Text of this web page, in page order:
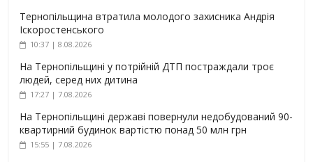
Тернопільщина втратила молодого захисника Андрія
Іскоростенського
10:37 | 8.08.2026
На Тернопільщині у потрійній ДТП постраждали троє
людей, серед них дитина
17:27 | 7.08.2026
На Тернопільщині державі повернули недобудований 90-
квартирний будинок вартістю понад 50 млн грн
15:55 | 7.08.2026